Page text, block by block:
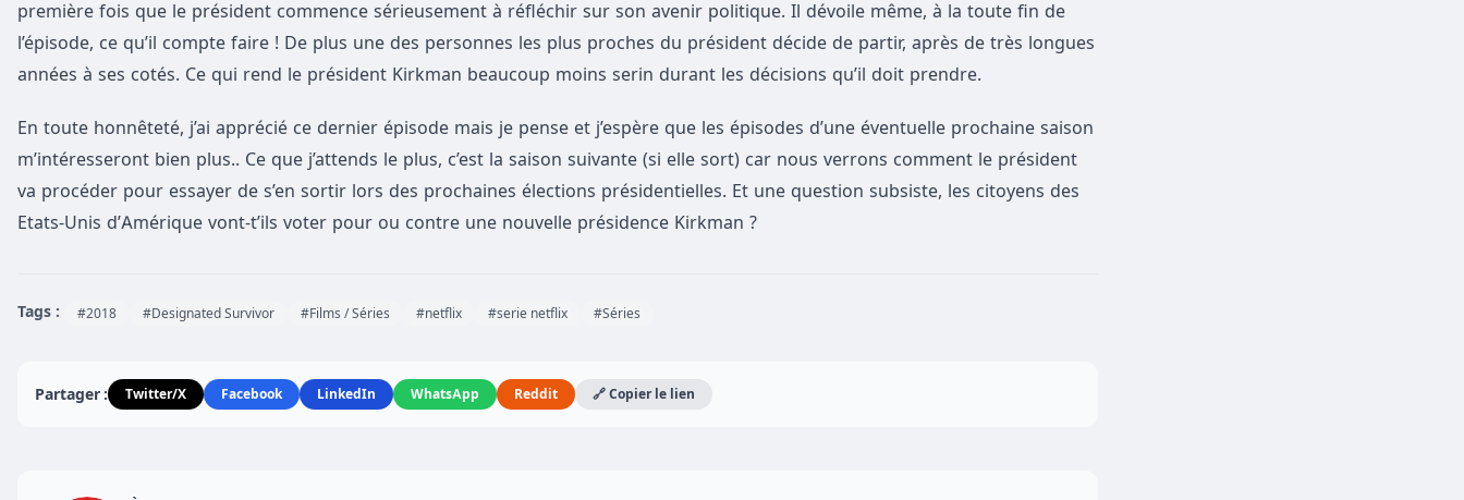
première fois que le président commence sérieusement à réfléchir sur son avenir politique. Il dévoile même, à la toute fin de
l’épisode, ce qu’il compte faire ! De plus une des personnes les plus proches du président décide de partir, après de très longues
années à ses cotés. Ce qui rend le président Kirkman beaucoup moins serin durant les décisions qu’il doit prendre.
En toute honnêteté, j’ai apprécié ce dernier épisode mais je pense et j’espère que les épisodes d’une éventuelle prochaine saison
m’intéresseront bien plus.. Ce que j’attends le plus, c’est la saison suivante (si elle sort) car nous verrons comment le président
va procéder pour essayer de s’en sortir lors des prochaines élections présidentielles. Et une question subsiste, les citoyens des
Etats-Unis d’Amérique vont-t’ils voter pour ou contre une nouvelle présidence Kirkman ?
Tags : #2018 #Designated Survivor #Films / Séries #netflix #serie netflix #Séries
Partager : Twitter/X Facebook LinkedIn WhatsApp Reddit 🔗 Copier le lien